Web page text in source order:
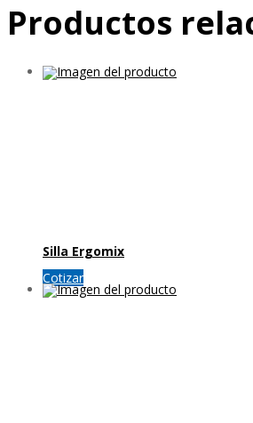
Productos
Silla Ergomix
Cotizar